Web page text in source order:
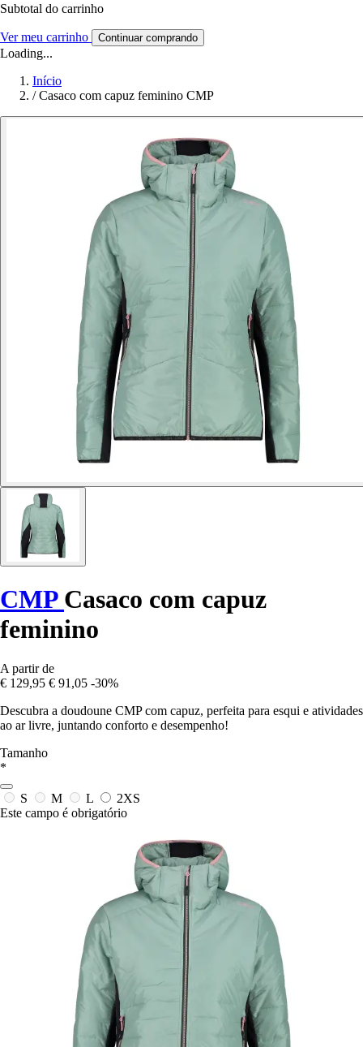
Subtotal do carrinho
Ver meu carrinho Continuar comprando
Loading...
Início
/ Casaco com capuz feminino CMP
CMP Casaco com capuz
feminino
A partir de
€ 129,95 € 91,05 -30%
Descubra a doudoune CMP com capuz, perfeita para esqui e atividades
ao ar livre, juntando conforto e desempenho!
Tamanho
*
S M L
2XS
Este campo é obrigatório